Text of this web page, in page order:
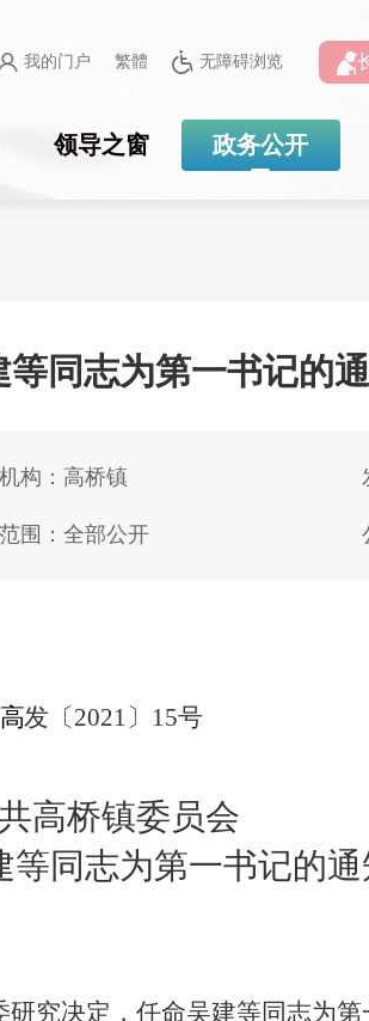
我的门户 繁體 无障碍浏览
领导之窗 政务公开
等同志为第一书记的
构：高桥镇
围：全部公开
高发 〔2021 〕 15号
高桥镇委员会
等同志为第一书记的
研究决定，任命吴建等同志为